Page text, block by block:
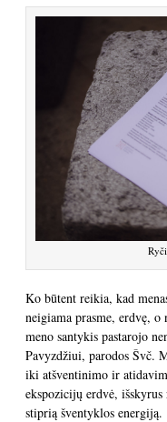
Ko būtent reikia, kad
neigiama prasme, erdvę,
meno santykis pastarojo
Pavyzdžiui, parodos Švč.
iki atšventinimo ir
ekspozicijų erdvė,
stiprią šventyklos energiją.